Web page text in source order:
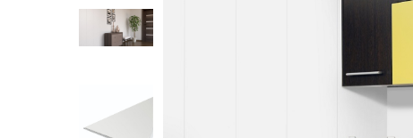
Glafuri Exterioare
Plinte, Plinte PVC, Plinte MDF
Plinte MDF Premium
Accesorii Plinte